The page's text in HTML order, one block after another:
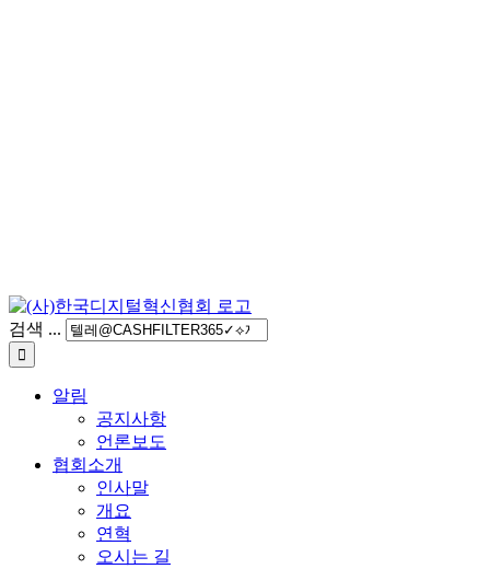
검색 ...
알림
공지사항
언론보도
협회소개
인사말
개요
연혁
오시는 길